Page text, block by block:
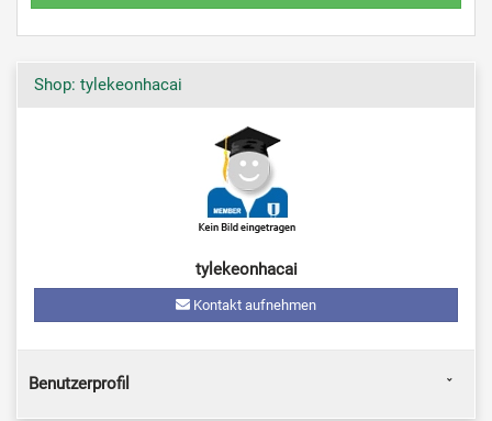
Shop: tylekeonhacai
tylekeonhacai
Kontakt aufnehmen
Benutzerprofil